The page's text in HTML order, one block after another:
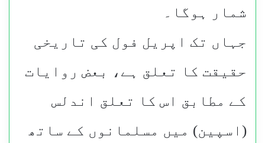
شمار ہوگا۔
جہاں تک اپریل فول کی تاریخی
حقیقت کا تعلق ہے، بعض روایات
کے مطابق اس کا تعلق اندلس
(اسپین) میں مسلمانوں کے ساتھ